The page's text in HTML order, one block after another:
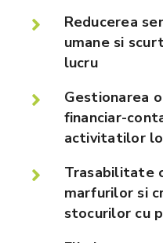
Reducerea
umane si
lucru
Gestionarea
financiar-
activitatilor
Trasabilitate
marfurilor si
stocurilor cu